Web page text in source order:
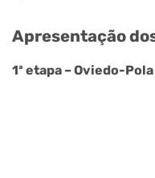
Apresentação
1ª etapa – Oviedo-